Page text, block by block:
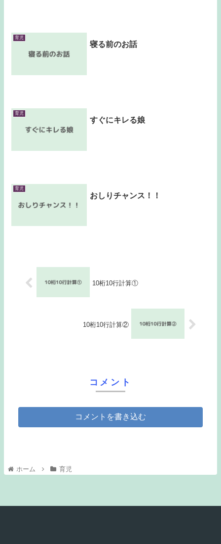
育児
寝る前のお話
育児
すぐにキレる娘
育児
おしりチャンス！！
10桁10行計算①
10桁10行計算②
コメント
コメントを書き込む
ホーム 育児